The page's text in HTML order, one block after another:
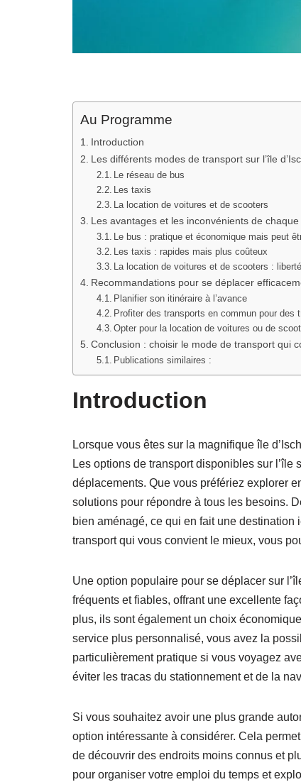
Au Programme
Introduction
Les différents modes de transport sur l’île
Le réseau de bus
Les taxis
La location de voitures et de scooters
Les avantages et les inconvénients de
Le bus : pratique et économique mais peut
Les taxis : rapides mais plus coûteux
La location de voitures et de scooters :
Recommandations pour se déplacer
Planifier son itinéraire à l’avance
Profiter des transports en commun pour des
Opter pour la location de voitures ou de
Conclusion : choisir le mode de transport qui
Publications similaires :
Introduction
Lorsque vous êtes sur la magnifique île
Les options de transport disponibles sur
déplacements. Que vous préfériez explorer
solutions pour répondre à tous les besoins.
bien aménagé, ce qui en fait une
transport qui vous convient le mieux, vous
Une option populaire pour se déplacer sur
fréquents et fiables, offrant une excellente
plus, ils sont également un choix
service plus personnalisé, vous avez la
particulièrement pratique si vous voyagez
éviter les tracas du stationnement et de la
Si vous souhaitez avoir une plus grande
option intéressante à considérer. Cela
de découvrir des endroits moins connus et
pour organiser votre emploi du temps et